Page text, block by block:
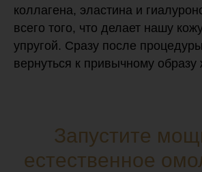
коллагена, эластина и
всего того, что делает нашу
упругой. Сразу после
вернуться к привычному образу
Запустите
естественное